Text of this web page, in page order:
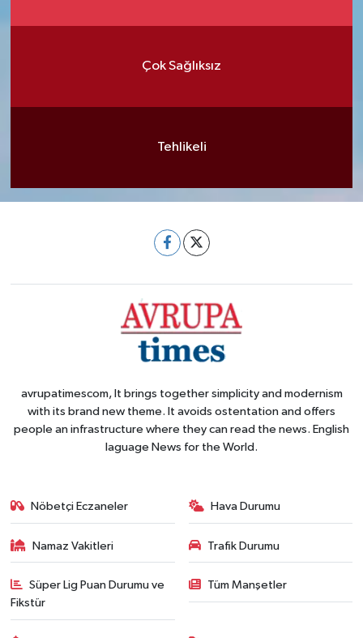
Çok Sağlıksız
Tehlikeli
avrupatimescom, It brings together simplicity and modernism
with its brand new theme. It avoids ostentation and offers
people an infrastructure where they can read the news. English
laguage News for the World.
Nöbetçi Eczaneler Hava Durumu
Namaz Vakitleri Trafik Durumu
Süper Lig Puan Durumu ve
Fikstür
Tüm Manşetler